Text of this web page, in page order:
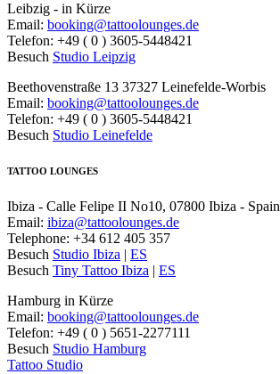
Leibzig - in Kürze
Email: booking@tattoolounges.de
Telefon: +49 ( 0 ) 3605-5448421
Besuch Studio Leipzig
Beethovenstraße 13 37327 Leinefelde-Worbis
Email: booking@tattoolounges.de
Telefon: +49 ( 0 ) 3605-5448421
Besuch Studio Leinefelde
TATTOO LOUNGES
Ibiza - Calle Felipe II No10, 07800 Ibiza - Spain
Email: ibiza@tattoolounges.de
Telephone: +34 612 405 357
Besuch Studio Ibiza | ES
Besuch Tiny Tattoo Ibiza | ES
Hamburg in Kürze
Email: booking@tattoolounges.de
Telefon: +49 ( 0 ) 5651-2277111
Besuch Studio Hamburg
Tattoo Studio